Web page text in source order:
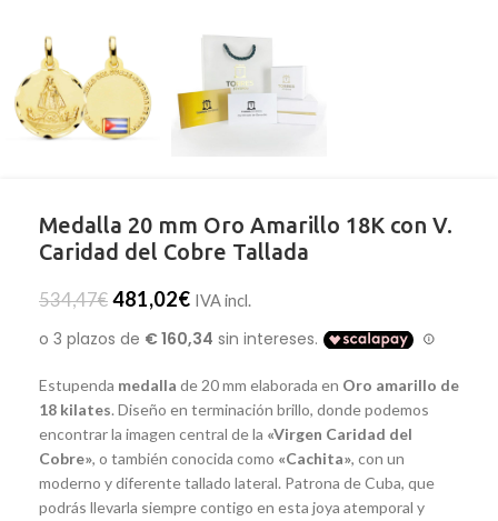
Medalla 20 mm Oro Amarillo 18K con V.
Caridad del Cobre Tallada
534,47€ 481,02€ IVA incl.
Estupenda medalla de 20 mm elaborada en Oro amarillo de
18 kilates. Diseño en terminación brillo, donde podemos
encontrar la imagen central de la «Virgen Caridad del
Cobre», o también conocida como «Cachita», con un
moderno y diferente tallado lateral. Patrona de Cuba, que
podrás llevarla siempre contigo en esta joya atemporal y